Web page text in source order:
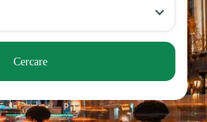
Cercare